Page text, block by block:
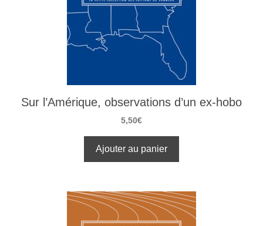
Sur l’Amérique, observations d’un ex-hobo
5,50€
Ajouter au panier